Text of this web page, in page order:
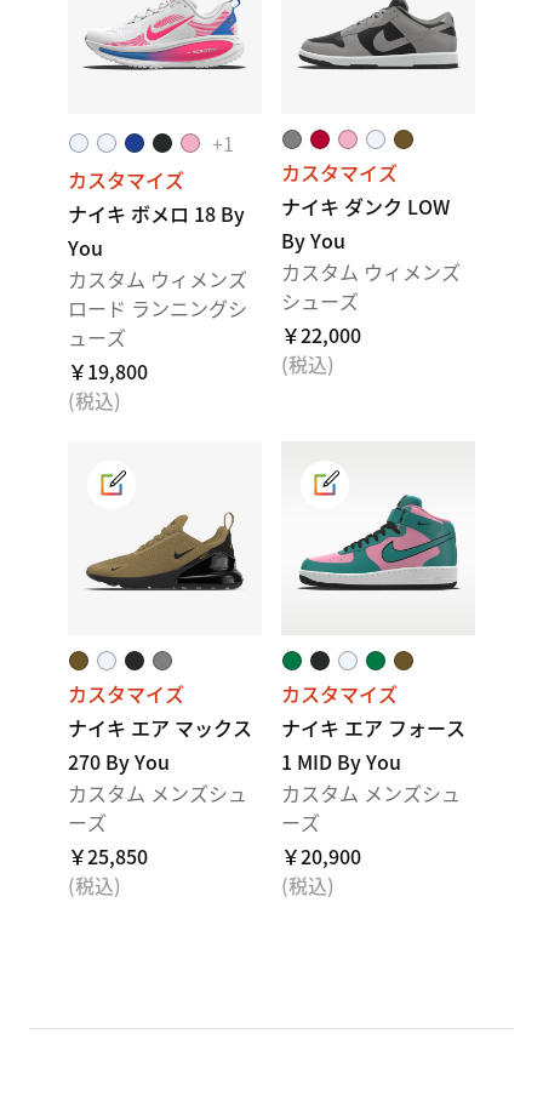
+1
カスタマイズ
ナイキ ボメロ 18 By
You
カスタム ウィメンズ
ロード ランニングシ
ューズ
￥19,800
(税込)
カスタマイズ
ナイキ ダンク LOW
By You
カスタム ウィメンズ
シューズ
￥22,000
(税込)
カスタマイズ
ナイキ エア マックス
270 By You
カスタム メンズシュ
ーズ
￥25,850
(税込)
カスタマイズ
ナイキ エア フォース
1 MID By You
カスタム メンズシュ
ーズ
￥20,900
(税込)